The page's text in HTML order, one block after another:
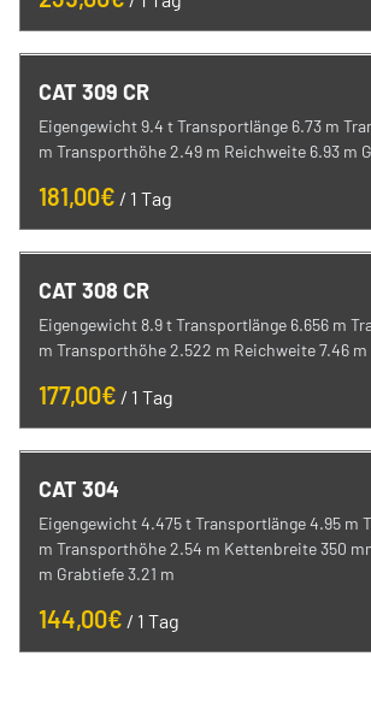
CAT 309 CR
Eigengewicht 9.4 t Transportlänge 6.73 m
m Transporthöhe 2.49 m Reichweite 6.93 m
/
CAT 308 CR
Eigengewicht 8.9 t Transportlänge 6.656 m
m Transporthöhe 2.522 m Reichweite 7.46
/
CAT 304
Eigengewicht 4.475 t Transportlänge 4.95 m
m Transporthöhe 2.54 m Kettenbreite 350
m Grabtiefe 3.21 m
/